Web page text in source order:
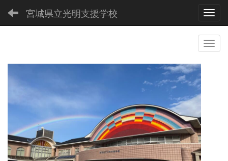
宮城県立光明支援学校